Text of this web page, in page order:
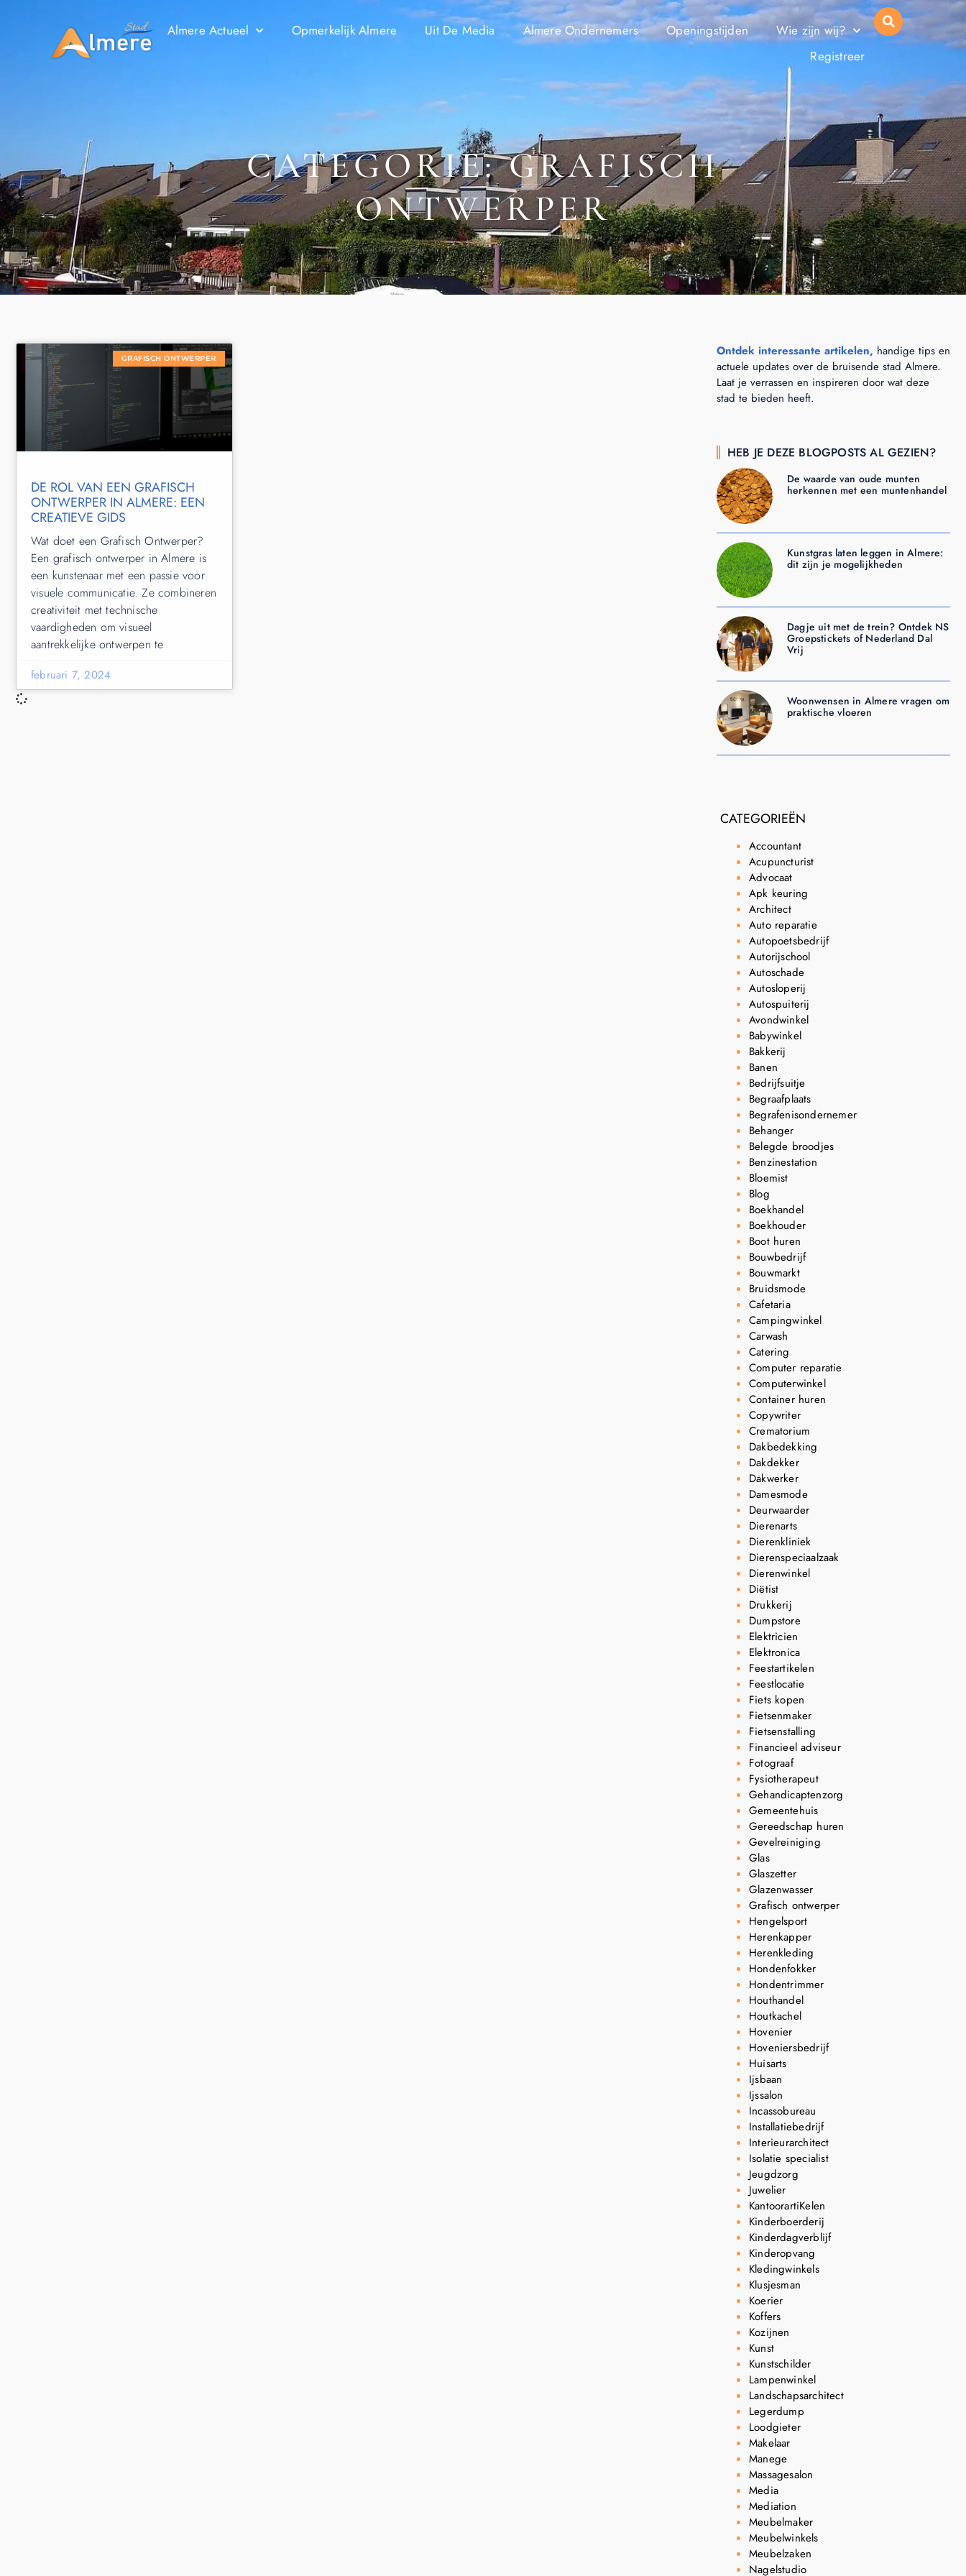
Almere Actueel Opmerkelijk Almere Uit De Media Almere Ondernemers Openingstijden
Wie zijn wij?
Registreer
CATEGORIE: GRAFISCH
ONTWERPER
GRAFISCH ONTWERPER
DE ROL VAN EEN GRAFISCH
ONTWERPER IN ALMERE: EEN
CREATIEVE GIDS
Wat doet een Grafisch Ontwerper?
Een grafisch ontwerper in Almere is
een kunstenaar met een passie voor
visuele communicatie. Ze combineren
creativiteit met technische
vaardigheden om visueel
aantrekkelijke ontwerpen te
februari 7, 2024
Ontdek interessante artikelen, handige tips en
actuele updates over de bruisende stad Almere.
Laat je verrassen en inspireren door wat deze
stad te bieden heeft.
HEB JE DEZE BLOGPOSTS AL GEZIEN?
De waarde van oude munten
herkennen met een muntenhandel
Kunstgras laten leggen in Almere:
dit zijn je mogelijkheden
Dagje uit met de trein? Ontdek NS
Groepstickets of Nederland Dal
Vrij
Woonwensen in Almere vragen om
praktische vloeren
CATEGORIEËN
Accountant
Acupuncturist
Advocaat
Apk keuring
Architect
Auto reparatie
Autopoetsbedrijf
Autorijschool
Autoschade
Autosloperij
Autospuiterij
Avondwinkel
Babywinkel
Bakkerij
Banen
Bedrijfsuitje
Begraafplaats
Begrafenisondernemer
Behanger
Belegde broodjes
Benzinestation
Bloemist
Blog
Boekhandel
Boekhouder
Boot huren
Bouwbedrijf
Bouwmarkt
Bruidsmode
Cafetaria
Campingwinkel
Carwash
Catering
Computer reparatie
Computerwinkel
Container huren
Copywriter
Crematorium
Dakbedekking
Dakdekker
Dakwerker
Damesmode
Deurwaarder
Dierenarts
Dierenkliniek
Dierenspeciaalzaak
Dierenwinkel
Diëtist
Drukkerij
Dumpstore
Elektricien
Elektronica
Feestartikelen
Feestlocatie
Fiets kopen
Fietsenmaker
Fietsenstalling
Financieel adviseur
Fotograaf
Fysiotherapeut
Gehandicaptenzorg
Gemeentehuis
Gereedschap huren
Gevelreiniging
Glas
Glaszetter
Glazenwasser
Grafisch ontwerper
Hengelsport
Herenkapper
Herenkleding
Hondenfokker
Hondentrimmer
Houthandel
Houtkachel
Hovenier
Hoveniersbedrijf
Huisarts
Ijsbaan
Ijssalon
Incassobureau
Installatiebedrijf
Interieurarchitect
Isolatie specialist
Jeugdzorg
Juwelier
KantoorartiKelen
Kinderboerderij
Kinderdagverblijf
Kinderopvang
Kledingwinkels
Klusjesman
Koerier
Koffers
Kozijnen
Kunst
Kunstschilder
Lampenwinkel
Landschapsarchitect
Legerdump
Loodgieter
Makelaar
Manege
Massagesalon
Media
Mediation
Meubelmaker
Meubelwinkels
Meubelzaken
Nagelstudio